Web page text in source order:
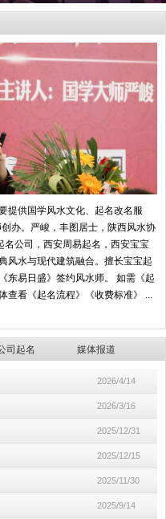
提供国学风水文化、起名改名服
办。严峻，丰图居士，陕西风水协
公司，西安周易起名，西安宝宝
风水与现代建筑融合。擅长宝宝起
东易日盛》签约风水师。 如需《起
看《起名流程》《收费标准》 ...
司起名 媒体报道
2026/4/14
2026/3/16
2025/12/31
2025/12/15
2025/11/30
2025/9/14